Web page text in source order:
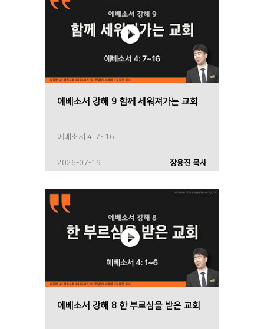
에베소서 강해 9 함께 세워져가는 교회
에베소서 4: 7~16
2026-07-19 장용진 목사
에베소서 강해 8 한 부르심을 받은 교회